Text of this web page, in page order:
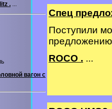
. ...
вагон с
Спец
Поступили
ROCO . ...